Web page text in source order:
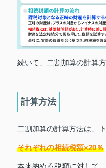
続いて、二割加算の計算
計算方法
二割加算の計算方法は、
それぞれの相続税額×20％
本来納める税額に対して